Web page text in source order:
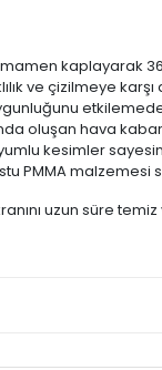
kaplayarak
ve çizilmeye
oluşan hava
kesimler
PMMA
uzun süre